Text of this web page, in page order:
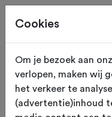
Maarkedal
Cookies
Om je bezoek aan
verlopen, maken wij
het verkeer te
(advertentie)inhoud